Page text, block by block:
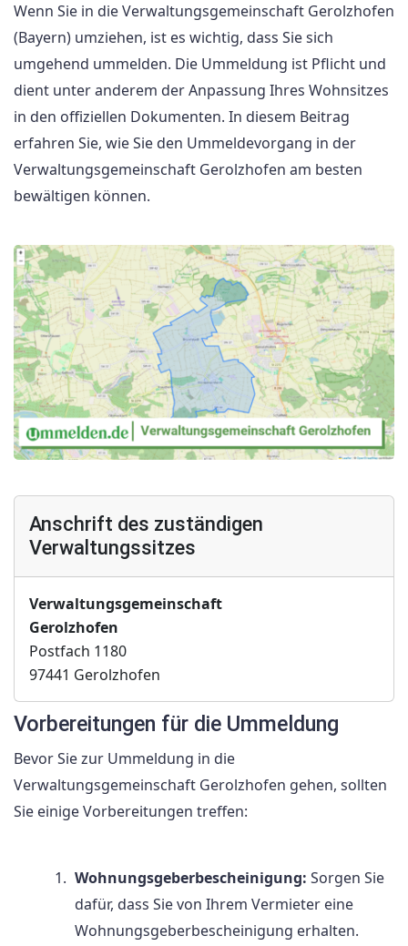
Wenn Sie in die Verwaltungsgemeinschaft Gerolzhofen
(Bayern) umziehen, ist es wichtig, dass Sie sich
umgehend ummelden. Die Ummeldung ist Pflicht und
dient unter anderem der Anpassung Ihres Wohnsitzes
in den offiziellen Dokumenten. In diesem Beitrag
erfahren Sie, wie Sie den Ummeldevorgang in der
Verwaltungsgemeinschaft Gerolzhofen am besten
bewältigen können.
Anschrift des zuständigen
Verwaltungssitzes
Verwaltungsgemeinschaft
Gerolzhofen
Postfach 1180
97441 Gerolzhofen
Vorbereitungen für die Ummeldung
Bevor Sie zur Ummeldung in die
Verwaltungsgemeinschaft Gerolzhofen gehen, sollten
Sie einige Vorbereitungen treffen:
Wohnungsgeberbescheinigung: Sorgen Sie
dafür, dass Sie von Ihrem Vermieter eine
Wohnungsgeberbescheinigung erhalten.